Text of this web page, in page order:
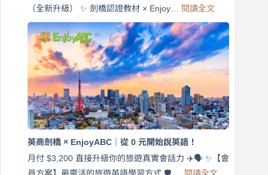
口
說
營
月
$3,200，
出
國
在
（全新升級） ✨ 劍橋認證教材 × Enjoy… 閱讀全文:
外
師
帶
英
｜
英
商
×
享
英商劍橋 × EnjoyABC｜從 0 元開始說英語！
月付 $3,200 直接升級你的旅遊真實會話力 ✈️🗣️ ✨【會
: